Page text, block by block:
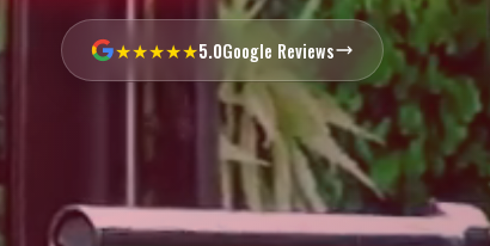
★★★★★5.0Google Reviews